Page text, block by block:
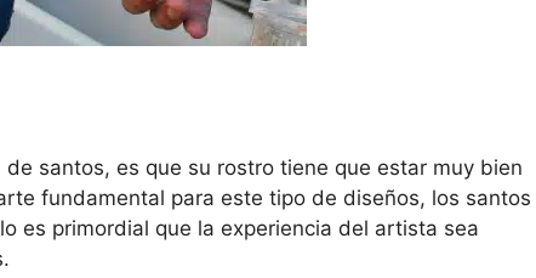
santos, es que su rostro tiene que estar muy bien
fundamental para este tipo de diseños, los santos
es primordial que la experiencia del artista sea